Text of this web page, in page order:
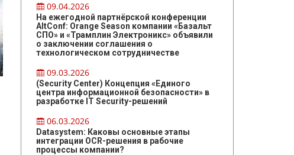
09.04.2026
На ежегодной партнёрской конференции
AltConf: Orange Season компании «Базальт
СПО» и «Трамплин Электроникс» объявили
о заключении соглашения о
технологическом сотрудничестве
09.03.2026
(Security Center) Концепция «Единого
центра информационной безопасности» в
разработке IT Security-решений
06.03.2026
Datasystem: Каковы основные этапы
интеграции OCR-решения в рабочие
процессы компании?